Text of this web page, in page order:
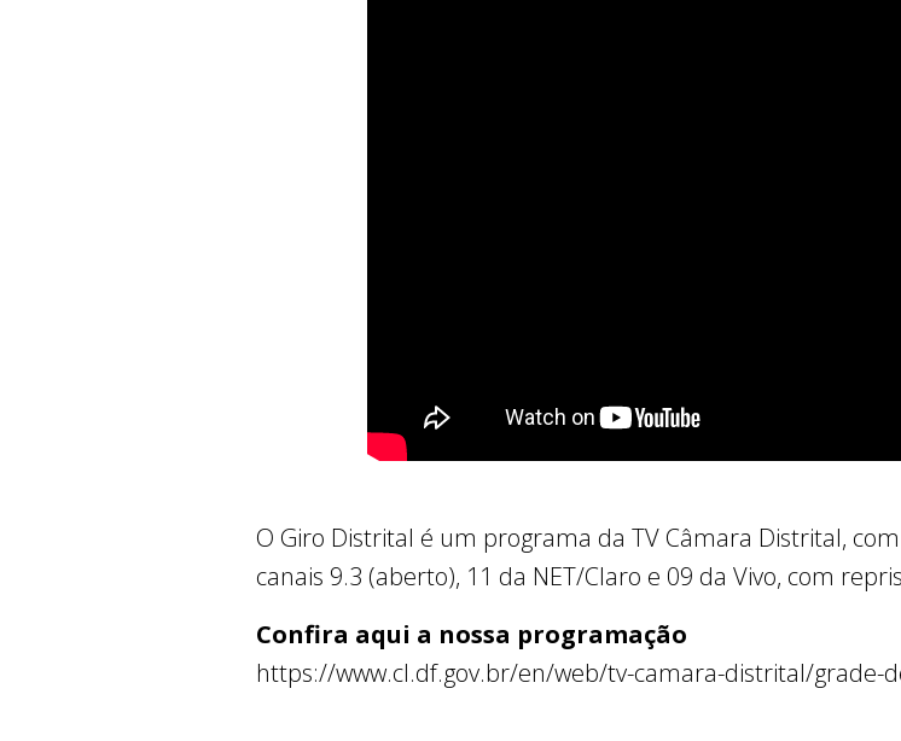
O Giro Distrital é um programa da TV Câmara Distrital,
canais 9.3 (aberto), 11 da NET/Claro e 09 da Vivo, com
Confira aqui a nossa programação
https://www.cl.df.gov.br/en/web/tv-camara-distrital/grade-